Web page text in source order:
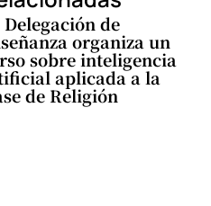
Delegación de
organiza un
sobre inteligencia
aplicada a la
de Religión